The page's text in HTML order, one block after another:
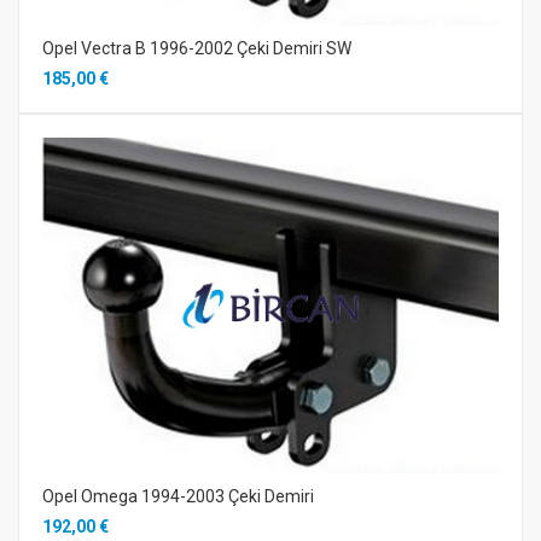
Opel Vectra B 1996-2002 Çeki Demiri SW
185,00 €
Opel Omega 1994-2003 Çeki Demiri
192,00 €